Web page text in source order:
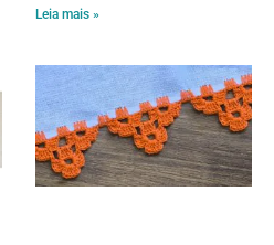
Leia mais »